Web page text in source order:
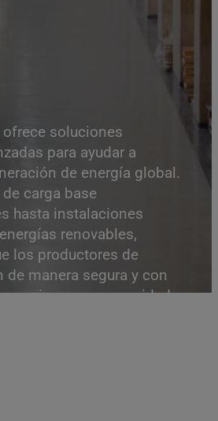
soluciones
para ayudar a
de energía global.
carga base
hasta instalaciones
renovables,
los productores de
de manera segura y con
capacidad